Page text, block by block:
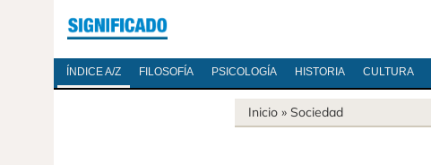
ÍNDICE A/Z FILOSOFÍA PSICOLOGÍA HISTORIA CULTURA
Inicio » Sociedad